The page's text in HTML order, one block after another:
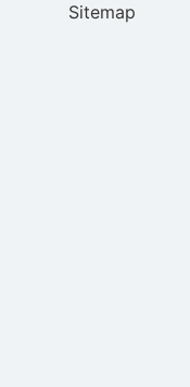
Sitemap